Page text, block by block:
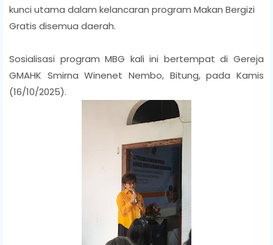
kunci utama dalam kelancaran program Makan Bergizi
Gratis disemua daerah.
Sosialisasi program MBG kali ini bertempat di Gereja
GMAHK Smirna Winenet Nembo, Bitung, pada Kamis
(16/10/2025).